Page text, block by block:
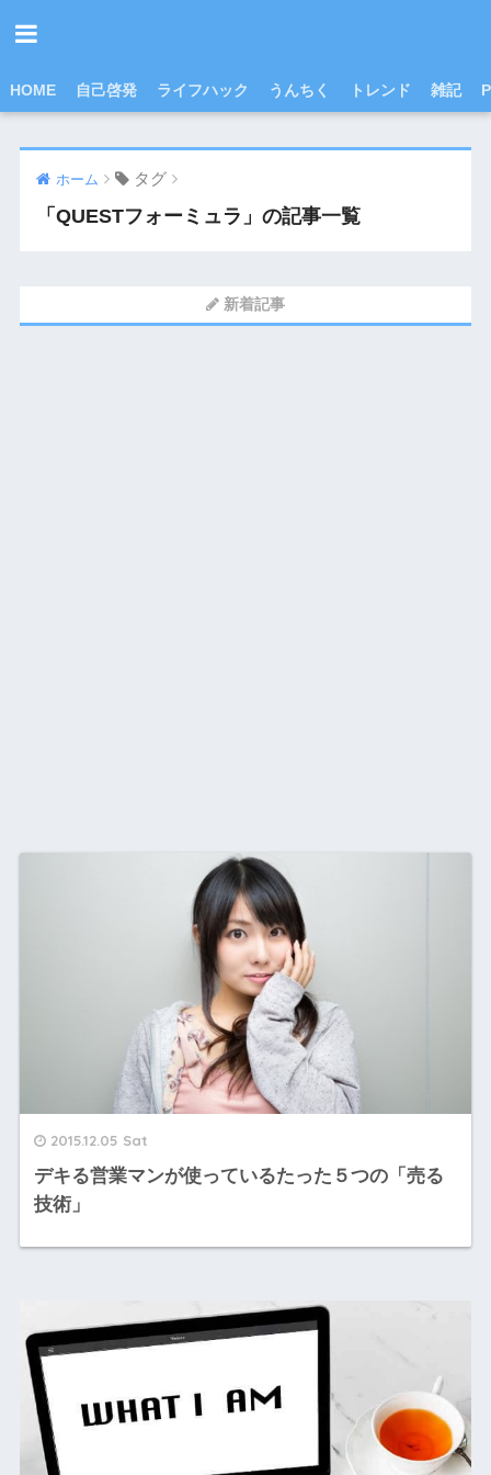
HOME 自己啓発 ライフハック うんちく トレンド 雑記
ホーム タグ
「QUESTフォーミュラ」の記事一覧
新着記事
2015.12.05 Sat
デキる営業マンが使っているたった５つの「売る
技術」